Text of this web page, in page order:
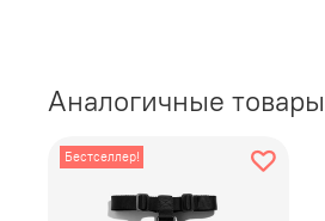
Аналогичные товары
Бестселлер!